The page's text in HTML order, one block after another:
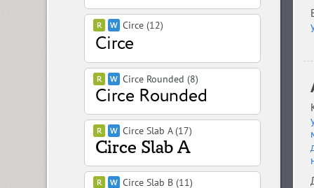
Circe (12)
Circe Rounded (8)
Circe Slab A (17)
Circe Slab B (11)